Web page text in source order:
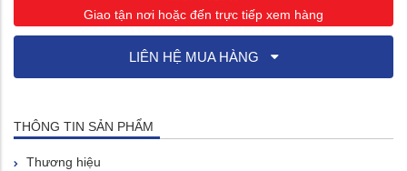
Giao tận nơi hoặc đến trực tiếp xem hàng
LIÊN HỆ MUA HÀNG
THÔNG TIN SẢN PHẨM
Thương hiệu